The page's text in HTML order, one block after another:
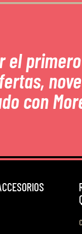
el
con